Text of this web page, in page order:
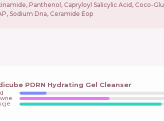
Panthenol, Capryloyl Salicylic Acid, Coco-
Sodium Dna, Ceramide Eop
PDRN Hydrating Gel Cleanser